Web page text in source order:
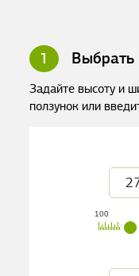
1 Выбрать
Задайте высоту и
ползунок или
100